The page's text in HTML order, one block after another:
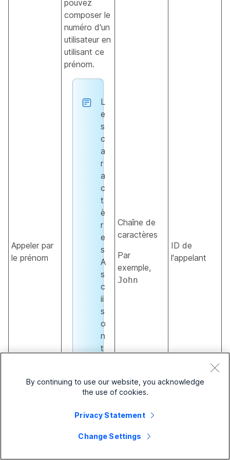
Appeler par
le prénom
pouvez
composer le
numéro d'un
utilisateur en
utilisant ce
prénom.
L
e
s
c
a
r
a
c
t
è
r
e
s
A
s
c
ii
s
o
n
t
s
e
c
h
Chaîne de
caractères
Par
exemple,
John
ID de
l'appelant
By continuing to use our website, you acknowledge
the use of cookies.
Privacy Statement
Change Settings